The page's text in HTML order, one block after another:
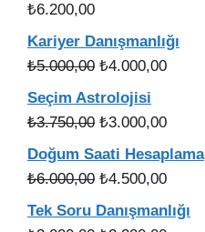
₺6.200,00
Kariyer Danışmanlığı
₺5.000,00 Orijinal
fiyat:
₺5.000,00.
₺4.000,00Şu
fiyat:
Seçim Astrolojisi
₺3.750,00 Orijinal
fiyat:
₺3.750,00.
₺3.000,00Şu
andaki
fiyat:
Doğum Saati Hesaplama
₺6.000,00 Orijinal
fiyat:
₺6.000,00.
₺4.500,00Şu
andaki
fiyat:
Tek Soru Danışmanlığı